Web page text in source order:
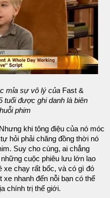
mỉa sự vô lý của Fast &
tuổi được ghi danh là biên
phim
khi tông điệu của nó móc
hỏi phải chăng đồng thời nó
Suy cho cùng, ai chẳng
cuộc phiêu lưu lớn lao
xe chạy rất bốc, và có gì đó
nhanh đến nỗi bạn có thể
chính trị thế giới.